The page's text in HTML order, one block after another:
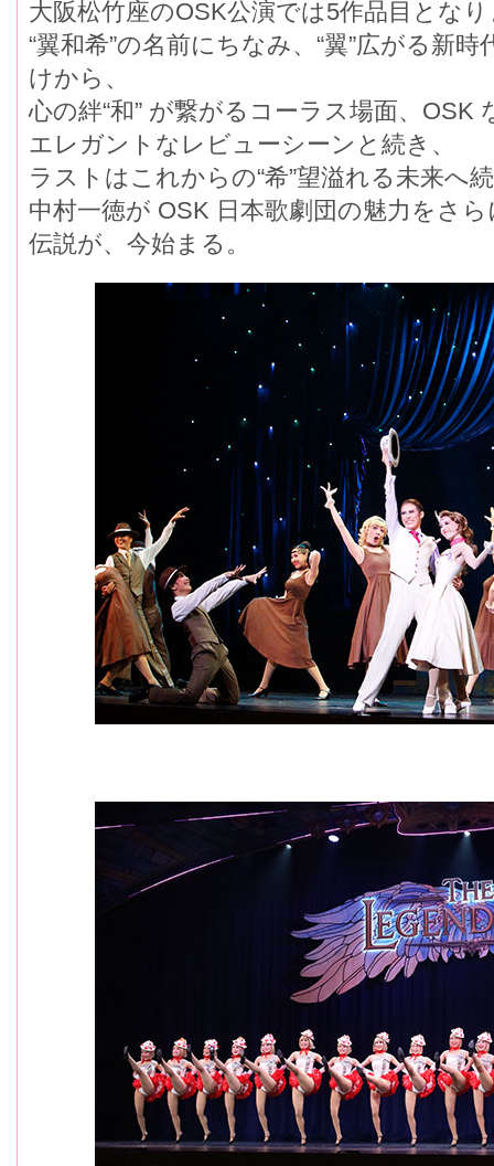
大阪松竹座のOSK公演では5作品目とな
“翼和希”の名前にちなみ、“翼”広がる新
けから、
心の絆“和” が繋がるコーラス場面、OSK
エレガントなレビューシーンと続き、
ラストはこれからの“希”望溢れる未来へ
中村一徳が OSK 日本歌劇団の魅力をさ
伝説が、今始まる。